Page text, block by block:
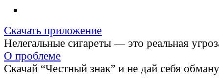
Скачать приложение
Нелегальные сигареты — это реальная
О проблеме
Скачай “Честный знак” и не дай себя